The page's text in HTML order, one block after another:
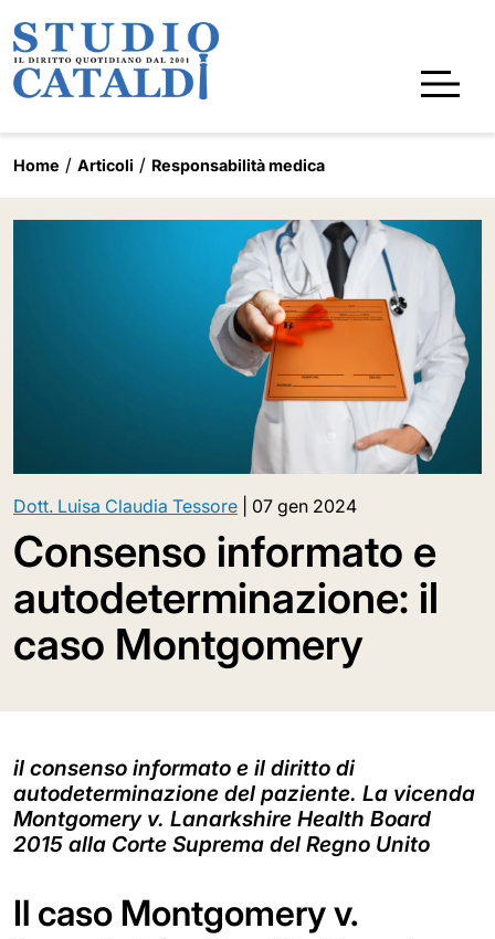
Home Articoli Responsabilità medica
Dott. Luisa Claudia Tessore 07 gen 2024
Consenso informato e
autodeterminazione: il
caso Montgomery
il consenso informato e il diritto di
autodeterminazione del paziente. La vicenda
Montgomery v. Lanarkshire Health Board
2015 alla Corte Suprema del Regno Unito
Il caso Montgomery v.